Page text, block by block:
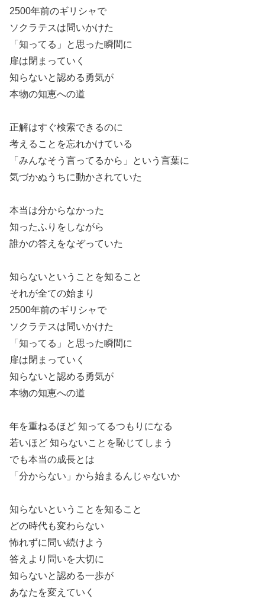
2500年前のギリシャで
ソクラテスは問いかけた
「知ってる」と思った瞬間に
扉は閉まっていく
知らないと認める勇気が
本物の知恵への道
正解はすぐ検索できるのに
考えることを忘れかけている
「みんなそう言ってるから」という言葉に
気づかぬうちに動かされていた
本当は分からなかった
知ったふりをしながら
誰かの答えをなぞっていた
知らないということを知ること
それが全ての始まり
2500年前のギリシャで
ソクラテスは問いかけた
「知ってる」と思った瞬間に
扉は閉まっていく
知らないと認める勇気が
本物の知恵への道
年を重ねるほど 知ってるつもりになる
若いほど 知らないことを恥じてしまう
でも本当の成長とは
「分からない」から始まるんじゃないか
知らないということを知ること
どの時代も変わらない
怖れずに問い続けよう
答えより問いを大切に
知らないと認める一歩が
あなたを変えていく